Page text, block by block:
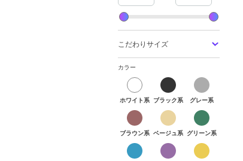
こだわりサイズ
カラー
ホワイト系 ブラック系 グレー系
ブラウン系 ベージュ系 グリーン系